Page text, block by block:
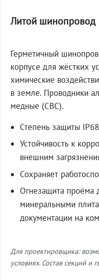
Литой шинопровод
Герметичный
корпусе для жёстких
химические
в земле. Проводники
медные (СВС).
Степень защиты IP68
Устойчивость к
внешним
Сохраняет
Огнезащита проёма
минеральными
документации на
Для проектировщика:
условиях. Состав секций и